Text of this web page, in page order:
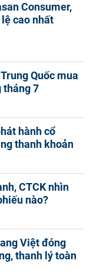
Consumer,
lệ cao nhất
Quốc mua
tháng 7
hành cổ
thanh khoản
CTCK nhìn
nào?
Việt đóng
thanh lý toàn